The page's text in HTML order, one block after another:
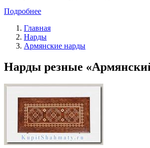
Подробнее
Главная
Нарды
Армянские нарды
Нарды резные